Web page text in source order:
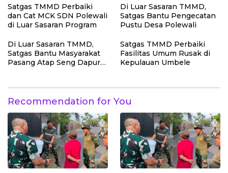
Penutupan TMMD
Satgas TMMD Perbaiki
dan Cat MCK SDN Polewali
di Luar Sasaran Program
Di Luar Sasaran TMMD,
Satgas Bantu Pengecatan
Pustu Desa Polewali
Di Luar Sasaran TMMD,
Satgas Bantu Masyarakat
Pasang Atap Seng Dapur
Satgas TMMD Perbaiki
Fasilitas Umum Rusak di
Kepulauan Umbele
Recommendation for You